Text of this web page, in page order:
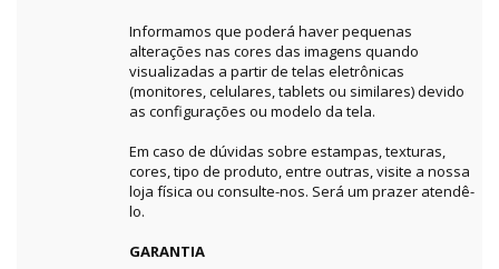
Informamos que poderá haver pequenas
alterações nas cores das imagens quando
visualizadas a partir de telas eletrônicas
(monitores, celulares, tablets ou similares) devido
as configurações ou modelo da tela.
Em caso de dúvidas sobre estampas, texturas,
cores, tipo de produto, entre outras, visite a nossa
loja física ou consulte-nos. Será um prazer atendê-
lo.
GARANTIA